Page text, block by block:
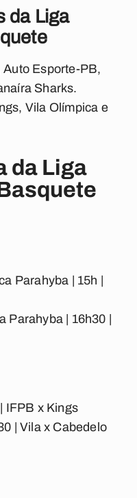
da Liga
Esporte-PB,
Sharks.
Vila Olímpica e
da Liga
Parahyba | 15h |
Parahyba | 16h30 |
IFPB x Kings
| Vila x Cabedelo